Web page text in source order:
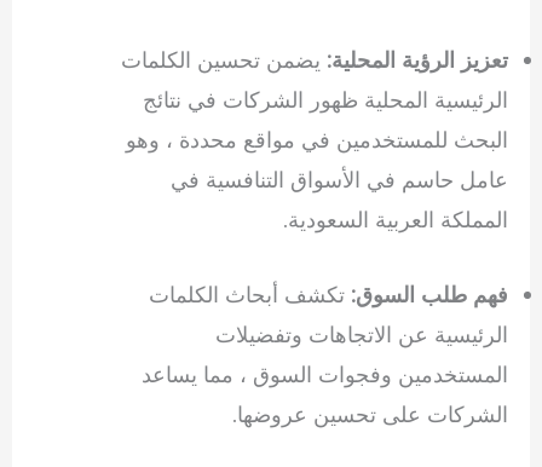
تعزيز الرؤية المحلية: يضمن تحسين الكلمات
الرئيسية المحلية ظهور الشركات في نتائج
البحث للمستخدمين في مواقع محددة ، وهو
عامل حاسم في الأسواق التنافسية في
المملكة العربية السعودية.
فهم طلب السوق: تكشف أبحاث الكلمات
الرئيسية عن الاتجاهات وتفضيلات
المستخدمين وفجوات السوق ، مما يساعد
الشركات على تحسين عروضها.